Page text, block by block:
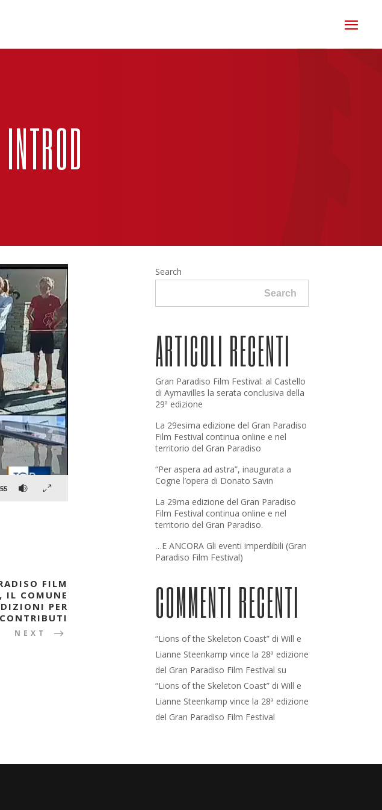
FILM
IL COMUNE
PER
NEXT
Search
Search
ARTICOLI RECENTI
Gran Paradiso Film Festival: al Castello
di Aymavilles la serata conclusiva della
29ª edizione
La 29esima edizione del Gran Paradiso
Film Festival continua online e nel
territorio del Gran Paradiso
“Per aspera ad astra”, inaugurata a
Cogne l’opera di Donato Savin
La 29ma edizione del Gran Paradiso
Film Festival continua online e nel
territorio del Gran Paradiso.
…E ANCORA Gli eventi imperdibili (Gran
Paradiso Film Festival)
COMMENTI RECENTI
“Lions of the Skeleton Coast” di Will e
Lianne Steenkamp vince la 28ª edizione
del Gran Paradiso Film Festival su
“Lions of the Skeleton Coast” di Will e
Lianne Steenkamp vince la 28ª edizione
del Gran Paradiso Film Festival